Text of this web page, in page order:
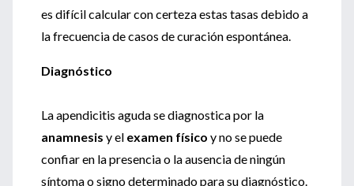
es difícil calcular con certeza estas tasas debido a
la frecuencia de casos de curación espontánea.
Diagnóstico
La apendicitis aguda se diagnostica por la
anamnesis y el examen físico y no se puede
confiar en la presencia o la ausencia de ningún
síntoma o signo determinado para su diagnóstico.